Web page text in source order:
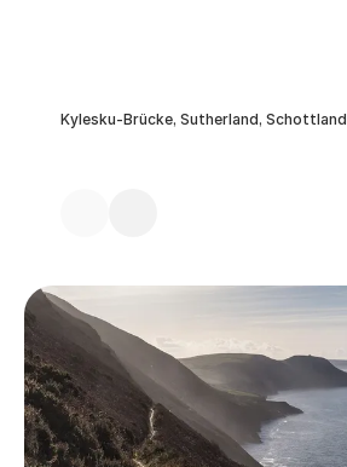
Kylesku-Brücke, Sutherland, Schottland